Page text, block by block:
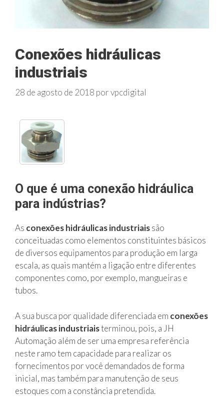
Conexões hidráulicas
industriais
28 de agosto de 2018 porvpcdigital
O que é uma conexão hidráulica
para indústrias?
As conexões hidráulicas industriaissão
conceituadas como elementos constituintes básicos
de diversos equipamentos para produção em larga
escala, as quais mantém a ligação entre diferentes
componentes como, por exemplo, mangueiras e
tubos.
A sua busca por qualidade diferenciada em conexões
hidráulicas industriaisterminou, pois, a JH
Automação além de ser uma empresa referência
neste ramo tem capacidade para realizar os
fornecimentos por você demandados de forma
inicial, mas também para manutenção de seus
estoques com a constância pretendida.